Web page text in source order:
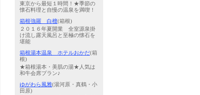
東京から最短１時間！★季節の
懐石料理と自慢の温泉を満喫！
箱根強羅 白檀(箱根)
２０１６年夏開業 全室源泉掛
け流し露天風呂と至極の懐石を
堪能
箱根湯本温泉 ホテルおかだ(箱
根)
★箱根湯本・美肌の湯★人気は
和牛会席プラン♪
ゆがわら風雅(湯河原・真鶴・小
田原)